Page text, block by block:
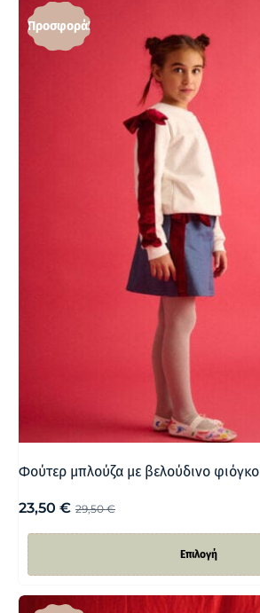
Προσφορά!
Φούτερ μπλούζα με βελούδινο φιόγκο
29,50€
23,50 €
Επιλογή